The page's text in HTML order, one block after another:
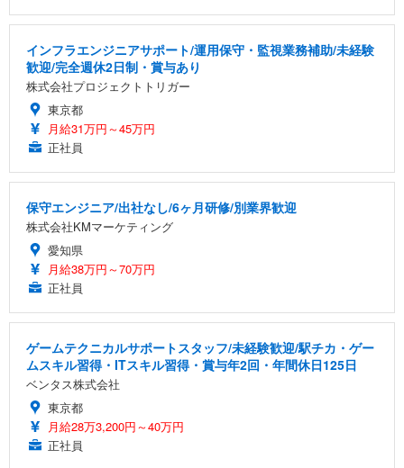
インフラエンジニアサポート/運用保守・監視業務補助/未経験
歓迎/完全週休2日制・賞与あり
株式会社プロジェクトトリガー
東京都
月給31万円～45万円
正社員
保守エンジニア/出社なし/6ヶ月研修/別業界歓迎
株式会社KMマーケティング
愛知県
月給38万円～70万円
正社員
ゲームテクニカルサポートスタッフ/未経験歓迎/駅チカ・ゲー
ムスキル習得・ITスキル習得・賞与年2回・年間休日125日
ベンタス株式会社
東京都
月給28万3,200円～40万円
正社員